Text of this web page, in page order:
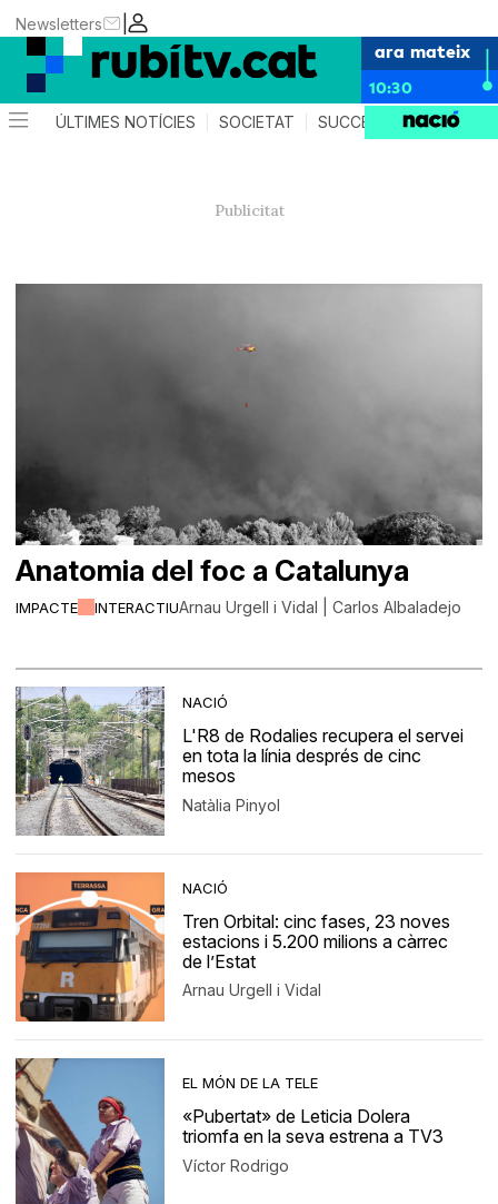
|
Newsletters
ara mateix
10:30
ÚLTIMES NOTÍCIES SOCIETAT SUCCESSOS
IMPACTE INTERACTIU
Anatomia del foc a Catalunya
Arnau Urgell i Vidal | Carlos Albaladejo
NACIÓ
L'R8 de Rodalies recupera el servei
en tota la línia després de cinc
mesos
Natàlia Pinyol
NACIÓ
Tren Orbital: cinc fases, 23 noves
estacions i 5.200 milions a càrrec
de l’Estat
Arnau Urgell i Vidal
EL MÓN DE LA TELE
«Pubertat» de Leticia Dolera
triomfa en la seva estrena a TV3
Víctor Rodrigo